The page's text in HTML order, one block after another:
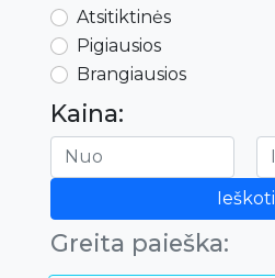
Atsitiktinės
Pigiausios
Brangiausios
Kaina:
Ieškoti
Greita paieška: